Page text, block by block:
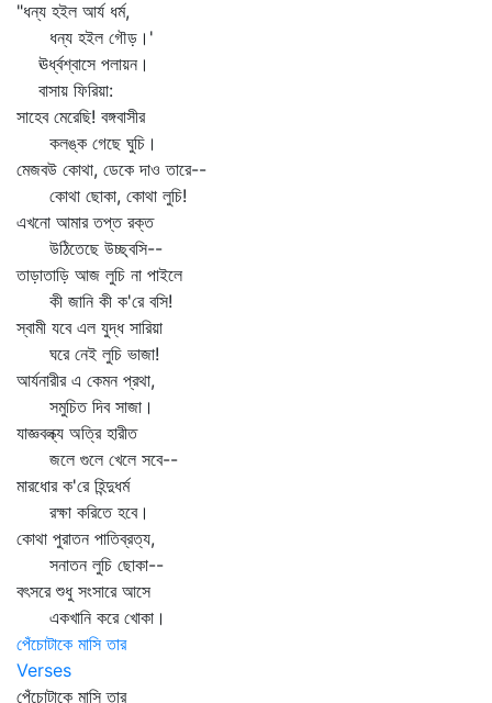
"ধন্য হইল আর্য ধর্ম,
ধন্য হইল গৌড়।'
ঊর্ধ্বশ্বাসে পলায়ন।
বাসায় ফিরিয়া:
সাহেব মেরেছি! বঙ্গবাসীর
কলঙ্ক গেছে ঘুচি।
মেজবউ কোথা, ডেকে দাও তারে--
কোথা ছোকা, কোথা লুচি!
এখনো আমার তপ্ত রক্ত
উঠিতেছে উচ্ছ্বসি--
তাড়াতাড়ি আজ লুচি না পাইলে
কী জানি কী ক'রে বসি!
স্বামী যবে এল যুদ্ধ সারিয়া
ঘরে নেই লুচি ভাজা!
আর্যনারীর এ কেমন প্রথা,
সমুচিত দিব সাজা।
যাজ্ঞবল্ক্য অত্রি হারীত
জলে গুলে খেলে সবে--
মারধোর ক'রে হিন্দুধর্ম
রক্ষা করিতে হবে।
কোথা পুরাতন পাতিব্রত্য,
সনাতন লুচি ছোকা--
বৎসরে শুধু সংসারে আসে
একখানি করে খোকা।
পেঁচোটাকে মাসি তার
Verses
পেঁচোটাকে মাসি তার